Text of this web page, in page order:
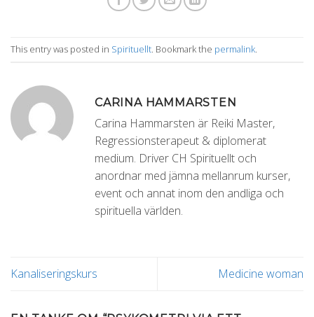
This entry was posted in Spirituellt. Bookmark the permalink.
CARINA HAMMARSTEN
Carina Hammarsten är Reiki Master,
Regressionsterapeut & diplomerat
medium. Driver CH Spirituellt och
anordnar med jämna mellanrum kurser,
event och annat inom den andliga och
spirituella världen.
Kanaliseringskurs Medicine woman